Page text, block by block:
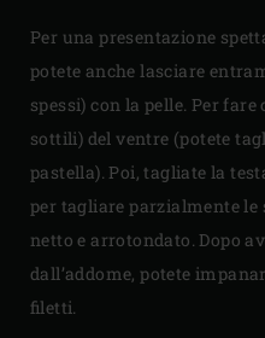
Per una presentazione
potete anche lasciare
spessi) con la pelle. Per
sottili) del ventre (potete
pastella). Poi, tagliate la
per tagliare parzialmente
netto e arrotondato. Dopo
dall’addome, potete
filetti.